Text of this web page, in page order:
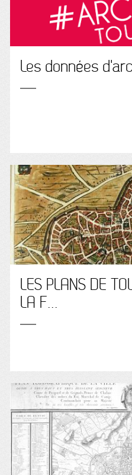
Les données
LES PLANS DE
LA F...